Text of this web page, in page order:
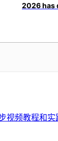
2026 has
视频教程和